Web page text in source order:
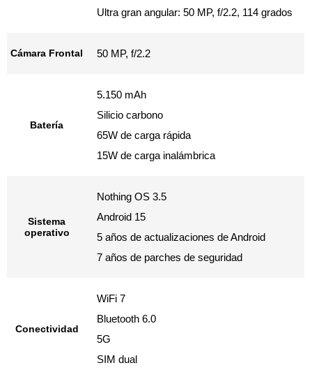
Ultra gran angular: 50 MP, f/2.2, 114 grados
Cámara Frontal 50 MP, f/2.2
Batería
5.150 mAh
Silicio carbono
65W de carga rápida
15W de carga inalámbrica
Sistema
operativo
Nothing OS 3.5
Android 15
5 años de actualizaciones de Android
7 años de parches de seguridad
Conectividad
WiFi 7
Bluetooth 6.0
5G
SIM dual